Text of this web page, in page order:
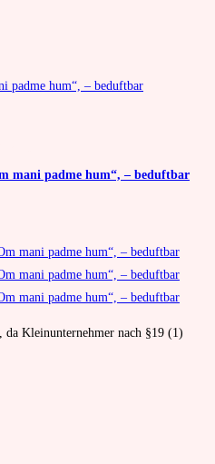
mani padme hum“, – beduftbar
da Kleinunternehmer nach §19 (1)